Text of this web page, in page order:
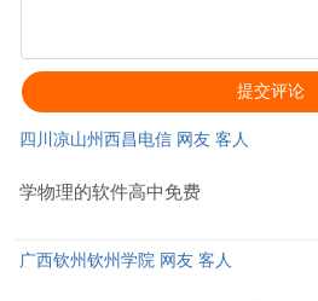
教育商务 /54.8M/2024-06-06
四川凉山州西昌电信 网友 客人
学物理的软件高中免费
广西钦州钦州学院 网友 客人